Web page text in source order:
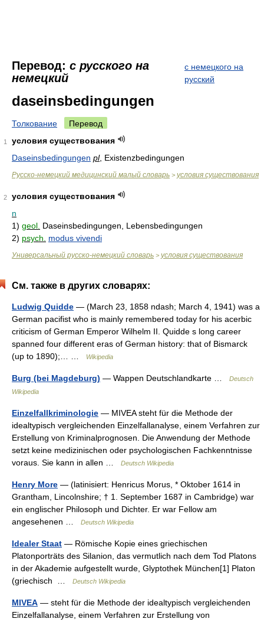
Перевод: с русского на
немецкий
с немецкого на
русский
daseinsbedingungen
Толкование Перевод
1
условия существования
Daseinsbedingungen pl, Existenzbedingungen
Руccко-немецкий медицинский малый словарь > условия существования
2
условия существования
n
1) geol. Daseinsbedingungen, Lebensbedingungen
2) psych. modus vivendi
Универсальный русско-немецкий словарь > условия существования
См. также в других словарях:
Ludwig Quidde — (March 23, 1858 ndash; March 4, 1941) was a
German pacifist who is mainly remembered today for his acerbic
criticism of German Emperor Wilhelm II. Quidde s long career
spanned four different eras of German history: that of Bismarck
(up to 1890);… …
Wikipedia
Burg (bei Magdeburg) — Wappen Deutschlandkarte …
Deutsch
Wikipedia
Einzelfallkriminologie — MIVEA steht für die Methode der
idealtypisch vergleichenden Einzelfallanalyse, einem Verfahren zur
Erstellung von Kriminalprognosen. Die Anwendung der Methode
setzt keine medizinischen oder psychologischen Fachkenntnisse
voraus. Sie kann in allen …
Deutsch Wikipedia
Henry More — (latinisiert: Henricus Morus, * Oktober 1614 in
Grantham, Lincolnshire; † 1. September 1687 in Cambridge) war
ein englischer Philosoph und Dichter. Er war Fellow am
angesehenen …
Deutsch Wikipedia
Idealer Staat — Römische Kopie eines griechischen
Platonporträts des Silanion, das vermutlich nach dem Tod Platons
in der Akademie aufgestellt wurde, Glyptothek München[1] Platon
(griechisch …
Deutsch Wikipedia
MIVEA — steht für die Methode der idealtypisch vergleichenden
Einzelfallanalyse, einem Verfahren zur Erstellung von